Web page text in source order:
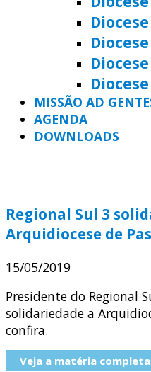
MISSÃO AD
AGENDA
DOWNLOADS
Regional Sul 3
Arquidiocese de
15/05/2019
Presidente do Regional
solidariedade a
confira.
Veja a matéria completa